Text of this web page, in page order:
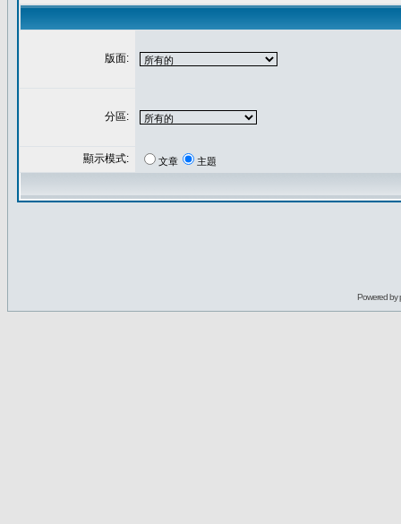
版面:
分區:
顯示模式: 文章 主題
Powered by